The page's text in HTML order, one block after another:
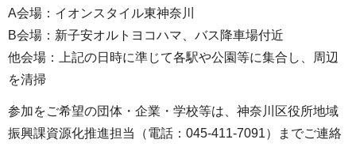
A会場：イオンスタイル東神奈川
B会場：新子安オルトヨコハマ、バス降車場付近
他会場：上記の日時に準じて各駅や公園等に集合し、周辺
を清掃
参加をご希望の団体・企業・学校等は、神奈川区役所地域
振興課資源化推進担当（電話：045-411-7091）までご連絡